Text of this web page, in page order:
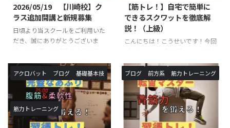
2026/05/19 【川崎校】ク
ラス追加開講と新規募集
日頃より当スクールをご利用いた
だき、誠にありがとうございま
象校》◯SHOWBUZZ川崎校 毎
週 月曜日、火曜日〈新規追加ク
ラス〉バク転バク宙集中クラス
※小学生以上対象開講日（開講時
間）：月曜日（１６：１０〜１
７：２０）月額受講料 ￥９，９
【筋トレ！】自宅で簡単に
できるスクワットを徹底解
説！（上級）
こんにちは！こうせいです！今回
です。以前ご紹介したスクワット
トレーニング中級の続編です！ス
クワットの名前を聞いたことや、
実際に行った事がある方も多いと
思います。本記事では、スクワッ
トにおける意識・正しい方法・上
級程度のレパートリーをご紹介し
アクロバット ブログ 基礎基本技
筋力トレーニング
ブログ 前方系 筋力トレーニング